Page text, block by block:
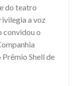
do teatro
a voz
convidou o
Shell de